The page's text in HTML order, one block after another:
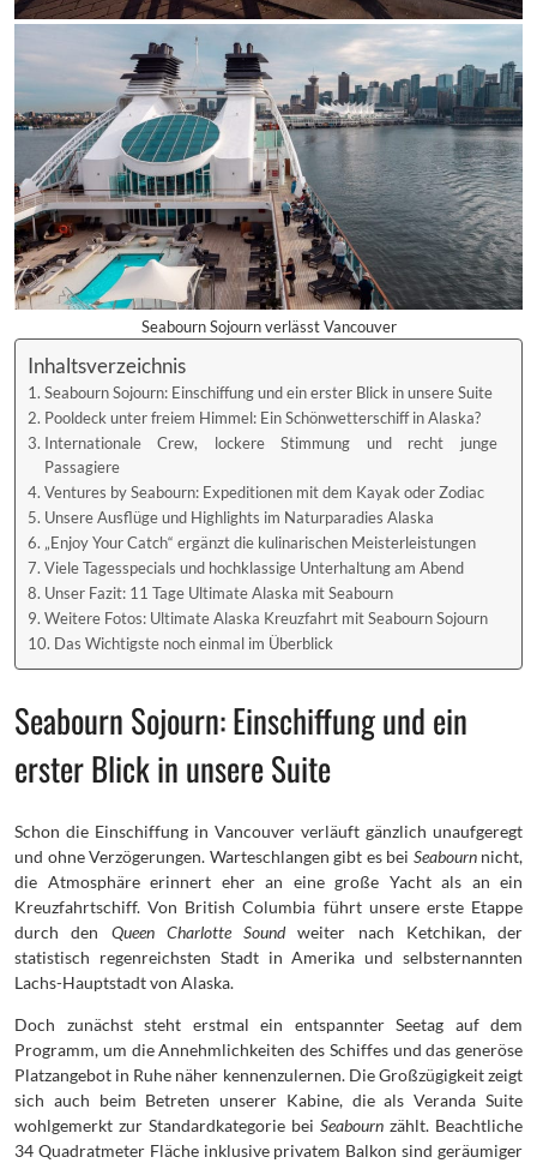
Seabourn Sojourn verlässt Vancouver
Inhaltsverzeichnis
Seabourn Sojourn: Einschiffung und ein erster Blick in unsere Suite
Pooldeck unter freiem Himmel: Ein Schönwetterschiff in Alaska?
Internationale Crew, lockere Stimmung und recht junge
Passagiere
Ventures by Seabourn: Expeditionen mit dem Kayak oder Zodiac
Unsere Ausflüge und Highlights im Naturparadies Alaska
„Enjoy Your Catch“ ergänzt die kulinarischen Meisterleistungen
Viele Tagesspecials und hochklassige Unterhaltung am Abend
Unser Fazit: 11 Tage Ultimate Alaska mit Seabourn
Weitere Fotos: Ultimate Alaska Kreuzfahrt mit Seabourn Sojourn
Das Wichtigste noch einmal im Überblick
Seabourn Sojourn: Einschiffung und ein
erster Blick in unsere Suite
Schon die Einschiffung in Vancouver verläuft gänzlich unaufgeregt
und ohne Verzögerungen. Warteschlangen gibt es bei Seabourn nicht,
die Atmosphäre erinnert eher an eine große Yacht als an ein
Kreuzfahrtschiff. Von British Columbia führt unsere erste Etappe
durch den Queen Charlotte Soundweiter nach Ketchikan, der
statistisch regenreichsten Stadt in Amerika und selbsternannten
Lachs-Hauptstadt von Alaska.
Doch zunächst steht erstmal ein entspannter Seetag auf dem
Programm, um die Annehmlichkeiten des Schiffes und das generöse
Platzangebot in Ruhe näher kennenzulernen. Die Großzügigkeit zeigt
sich auch beim Betreten unserer Kabine, die als Veranda Suite
wohlgemerkt zur Standardkategorie bei Seabourn zählt. Beachtliche
34 Quadratmeter Fläche inklusive privatem Balkon sind geräumiger